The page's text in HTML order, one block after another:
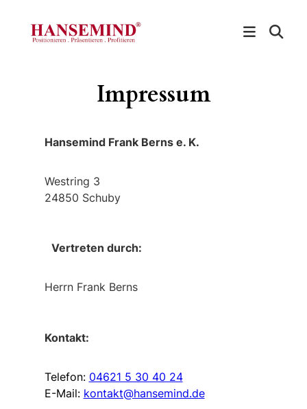
Inhalt
springen
Impressum
Hansemind Frank Berns e. K.
Westring 3
24850 Schuby
Vertreten durch:
Herrn Frank Berns
Kontakt:
Telefon: 04621 5 30 40 24
E-Mail: kontakt@hansemind.de